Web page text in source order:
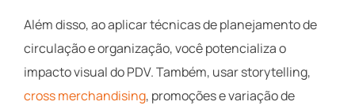
Além disso, ao aplicar técnicas de planejamento de
circulação e organização, você potencializa o
impacto visual do PDV. Também, usar storytelling,
cross merchandising, promoções e variação de